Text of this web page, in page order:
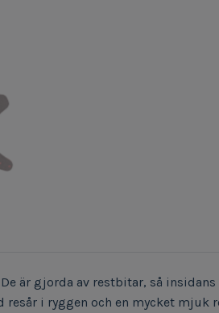
är gjorda av restbitar, så insidans
i ryggen och en mycket mjuk